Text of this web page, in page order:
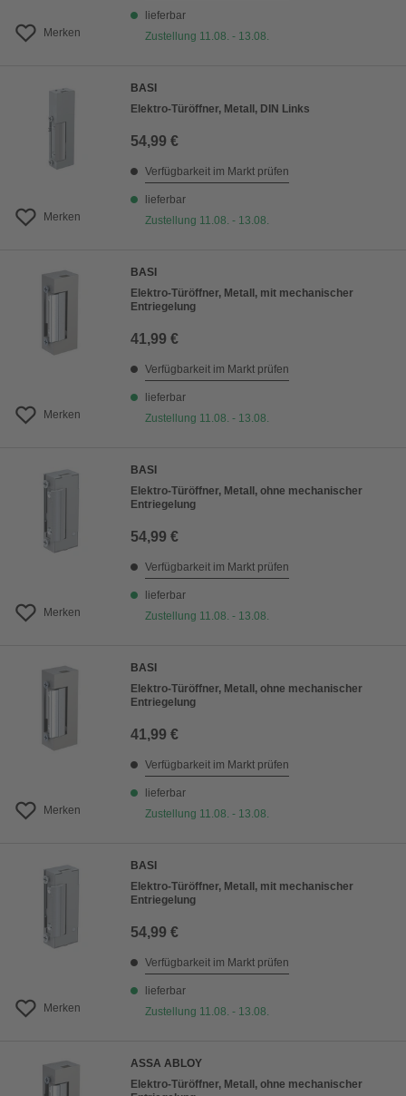
Merken
lieferbar
Zustellung 11.08. - 13.08.
Merken
BASI
Elektro-Türöffner, Metall, DIN Links
54,99 €
Verfügbarkeit im Markt prüfen
lieferbar
Zustellung 11.08. - 13.08.
Merken
BASI
Elektro-Türöffner, Metall, mit mechanischer
Entriegelung
41,99 €
Verfügbarkeit im Markt prüfen
lieferbar
Zustellung 11.08. - 13.08.
Merken
BASI
Elektro-Türöffner, Metall, ohne mechanischer
Entriegelung
54,99 €
Verfügbarkeit im Markt prüfen
lieferbar
Zustellung 11.08. - 13.08.
Merken
BASI
Elektro-Türöffner, Metall, ohne mechanischer
Entriegelung
41,99 €
Verfügbarkeit im Markt prüfen
lieferbar
Zustellung 11.08. - 13.08.
Merken
BASI
Elektro-Türöffner, Metall, mit mechanischer
Entriegelung
54,99 €
Verfügbarkeit im Markt prüfen
lieferbar
Zustellung 11.08. - 13.08.
ASSA ABLOY
Elektro-Türöffner, Metall, ohne mechanischer